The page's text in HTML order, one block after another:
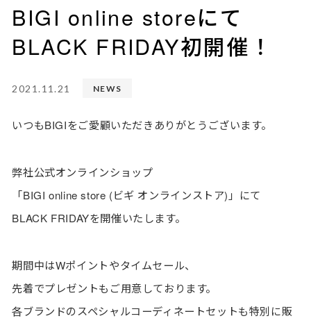
BIGI online storeにて
BLACK FRIDAY初開催！
2021.11.21 NEWS
いつもBIGIをご愛顧いただきありがとうございます。
弊社公式オンラインショップ
「BIGI online store (ビギ オンラインストア)」にて
BLACK FRIDAYを開催いたします。
期間中はWポイントやタイムセール、
先着でプレゼントもご用意しております。
各ブランドのスペシャルコーディネートセットも特別に販